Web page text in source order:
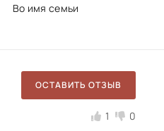
Во имя семьи
ОСТАВИТЬ ОТЗЫВ
1 0